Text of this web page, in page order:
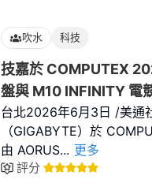
吹水 科技
技嘉於 COMPUTEX
盤與 M10 INFINITY 電
台北2026年6月3日 /美通
（GIGABYTE）於
由 AORUS... 更多
評分